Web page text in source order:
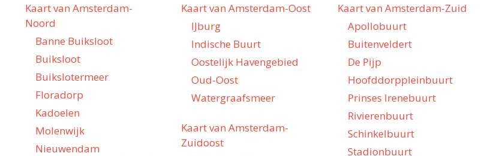
Kaart van Amsterdam-
Noord
Banne Buiksloot
Buiksloot
Buikslotermeer
Floradorp
Kadoelen
Molenwijk
Nieuwendam
Kaart van Amsterdam-Oost
IJburg
Indische Buurt
Oostelijk Havengebied
Oud-Oost
Watergraafsmeer
Kaart van Amsterdam-
Zuidoost
Kaart van Amsterdam-Zuid
Apollobuurt
Buitenveldert
De Pijp
Hoofddorppleinbuurt
Prinses Irenebuurt
Rivierenbuurt
Schinkelbuurt
Stadionbuurt